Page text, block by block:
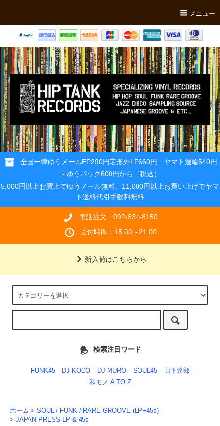
メニュー
全国一律ゆうメールEP290円定形外LP660円、ヤマト運輸540円
～ゆうパック600円から（税込）
5,000円以上お買上でゆうメール無料、11,000円以上お買い上げでヤマ
ト送料代引手数料無料
電話注文：092-834-8150
受付時間：15:00～21:00
新入荷はこちらから
検索注目ワード
FUNK45 DJ KOCO DJ MURO SOUL45
山下達郎
和モノ A TO Z
ホーム > SOUL / FUNK / RARE GROOVE (LP+45s)
> JAPAN PRESS LP & 45s